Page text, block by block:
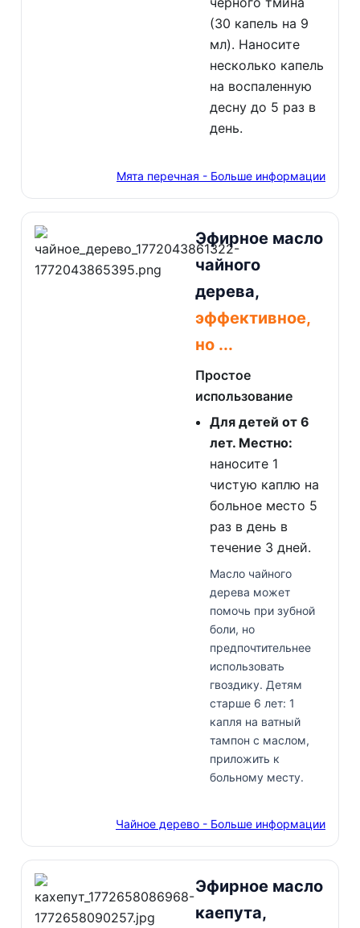
(30 капель на 9
мл). Наносите
несколько капель
на воспаленную
десну до 5 раз в
день.
Мята перечная - Больше информации
Эфирное масло
чайного
дерева,
эффективное,
но ...
Простое
использование
Для детей от 6
лет. Местно:
наносите 1
чистую каплю на
больное место 5
раз в день в
течение 3 дней.
Масло чайного
дерева может
помочь при зубной
боли, но
предпочтительнее
использовать
гвоздику. Детям
старше 6 лет: 1
капля на ватный
тампон с маслом,
приложить к
больному месту.
Чайное дерево - Больше информации
Эфирное масло
каепута,